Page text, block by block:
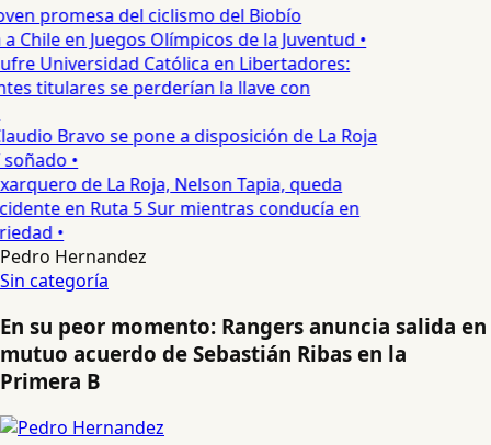
promesa del ciclismo del Biobío
Chile en Juegos Olímpicos de la Juventud •
Universidad Católica en Libertadores:
titulares se perderían la llave con
Bravo se pone a disposición de La Roja
•
de La Roja, Nelson Tapia, queda
en Ruta 5 Sur mientras conducía en
•
Pedro Hernandez
Sin categoría
En su peor momento: Rangers anuncia salida en
mutuo acuerdo de Sebastián Ribas en la
Primera B